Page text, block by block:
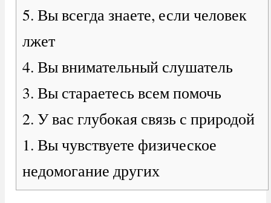
5. Вы всегда знаете, если человек
лжет
4. Вы внимательный слушатель
3. Вы стараетесь всем помочь
2. У вас глубокая связь с природой
1. Вы чувствуете физическое
недомогание других